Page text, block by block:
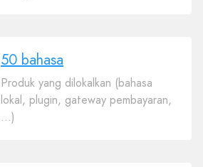
50 bahasa
Produk yang dilokalkan (bahasa
lokal, plugin, gateway pembayaran,
…)